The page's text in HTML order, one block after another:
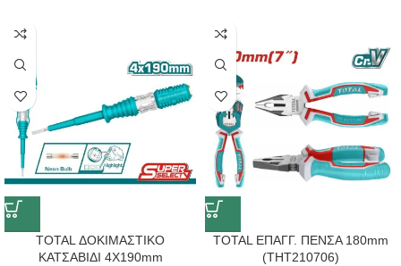
TOTAL ΔΟΚΙΜΑΣΤΙΚΟ
ΚΑΤΣΑΒΙΔΙ 4X190mm
TOTAL ΕΠΑΓΓ. ΠΕΝΣΑ 180mm
(THT210706)